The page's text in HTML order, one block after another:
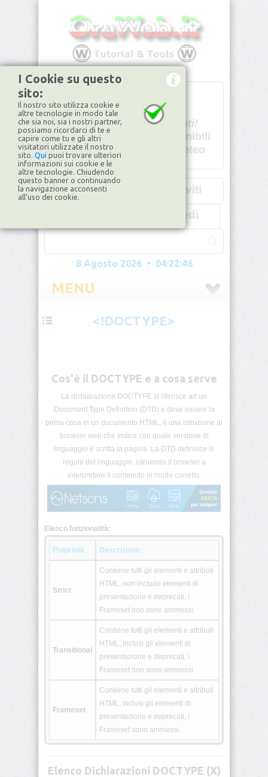
U - -
Spiacenti!
non disponibili
Dati meteo
©2026ilMeteo.it
Iscriviti
Accedi
8 Agosto 2026 • 04:22:47
MENU
HTML
HTML
Block
Deprecati
Browser
<abbr>
<!DOCTYPE>
Cos'è il DOCTYPE e a cosa serve
La dichiarazione DOCTYPE si riferisce ad un
Document Type Definition (DTD) e deve essere la
prima cosa in un documento HTML, è una istruzione al
browser web che indica con quale versione di
linguaggio è scritta la pagina. La DTD definisce le
regole del linguaggio, istruendo il browser a
interpretare il contenuto in modo corretto.
Elenco funzionalità:
Proprietà Descrizione
Strict
Contiene tutti gli elementi e attributi
HTML, non include elementi di
presentazione e deprecati, i
Frameset non sono ammessi.
Transitional
Contiene tutti gli elementi e attributi
HTML, inclusi gli elementi di
presentazione e deprecati, i
Frameset non sono ammessi.
Frameset
Contiene tutti gli elementi e attributi
HTML, inclusi gli elementi di
presentazione e deprecati, i
Frameset sono ammessi.
Elenco Dichiarazioni DOCTYPE (X)
I Cookie su questo
sito:
Il nostro sito utilizza cookie e
altre tecnologie in modo tale
che sia noi, sia i nostri partner,
possiamo ricordarci di te e
capire come tu e gli altri
visitatori utilizzate il nostro
sito. Qui puoi trovare ulteriori
informazioni sui cookie e le
altre tecnologie. Chiudendo
questo banner o continuando
la navigazione acconsenti
all'uso dei cookie.